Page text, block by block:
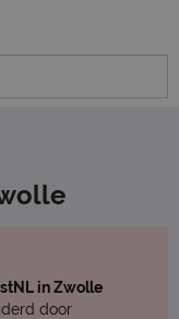
in Zwolle
door